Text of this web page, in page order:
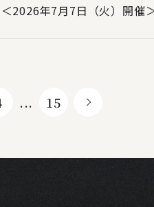
2026年7月7日（火）開催
... 15